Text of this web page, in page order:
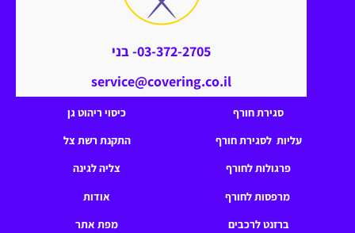
03-372-2705- בני
service@covering.co.il
סגירת חורף
עליות לסגירת חורף
פרגולות לחורף
מרפסות לחורף
ברזנט לרכבים
כיסוי ריהוט גן
התקנת רשת צל
צליה לגינה
אודות
מפת אתר